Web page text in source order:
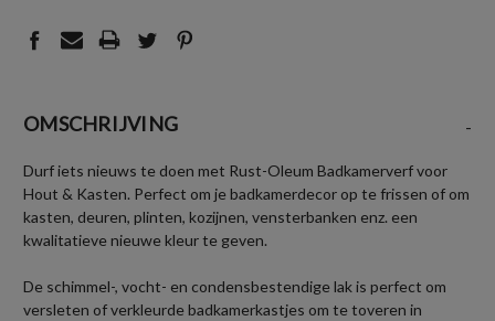
OMSCHRIJVING -
Durf iets nieuws te doen met Rust-Oleum Badkamerverf voor
Hout & Kasten. Perfect om je badkamerdecor op te frissen of om
kasten, deuren, plinten, kozijnen, vensterbanken enz. een
kwalitatieve nieuwe kleur te geven.
De schimmel-, vocht- en condensbestendige lak is perfect om
versleten of verkleurde badkamerkastjes om te toveren in